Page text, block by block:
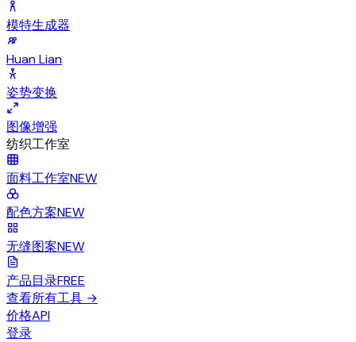
模特生成器
Huan Lian
姿势变换
图像增强
纺织工作室
面料工作室NEW
配色方案NEW
无缝图案NEW
产品目录FREE
查看所有工具 →
价格API
登录